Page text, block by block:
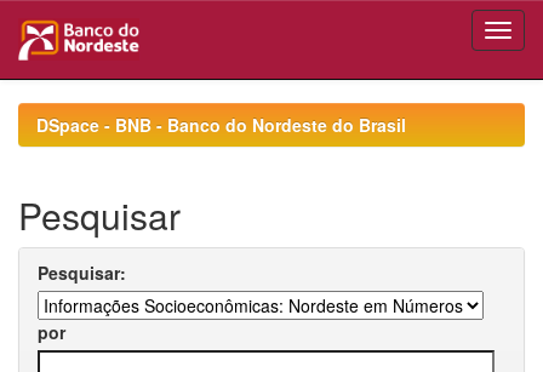
navigationDSpace - BNB - Banco do Nordeste do Brasil
Pesquisar
Pesquisar:
por